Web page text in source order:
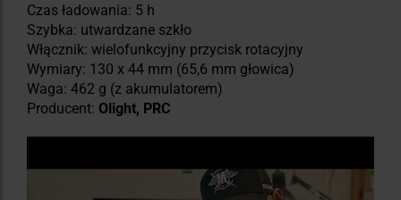
Czas ładowania: 5 h
Szybka: utwardzane szkło
Włącznik: wielofunkcyjny przycisk rotacyjny
Wymiary: 130 x 44 mm (65,6 mm głowica)
Waga: 462 g (z akumulatorem)
Producent: Olight, PRC